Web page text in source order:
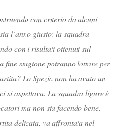
con criterio da alcuni
l’anno giusto: la squadra
con i risultati ottenuti sul
fine stagione potranno lottare per
Lo Spezia non ha avuto un
si aspettava. La squadra ligure è
ma non sta facendo bene.
delicata, va affrontata nel